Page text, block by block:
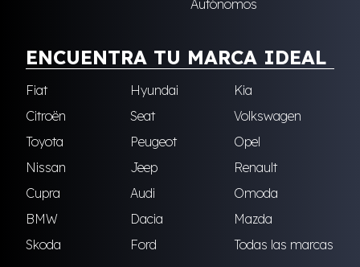
Autónomos
ENCUENTRA TU MARCA IDEAL
Fiat Hyundai
Kia
Citroën
Seat
Volkswagen
Toyota
Peugeot
Opel
Nissan
Jeep
Renault
Cupra
Audi
Omoda
BMW
Dacia
Mazda
Skoda
Ford Todas las marcas